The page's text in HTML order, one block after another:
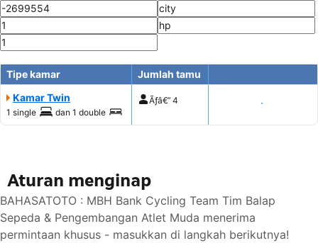
Tipe kamar
Jumlah tamu
Kamar Twin
1 single dan 1 double
Ãƒâ€” 4 Tampilkan harga
Aturan menginap
BAHASATOTO : MBH Bank Cycling Team Tim Balap
Sepeda & Pengembangan Atlet Muda menerima
permintaan khusus - masukkan di langkah berikutnya!